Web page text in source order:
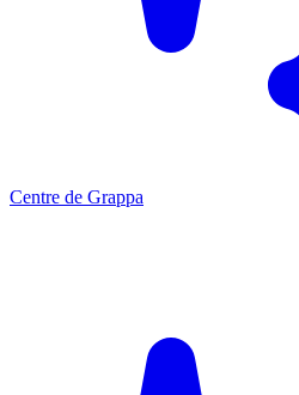
Centre de Grappa